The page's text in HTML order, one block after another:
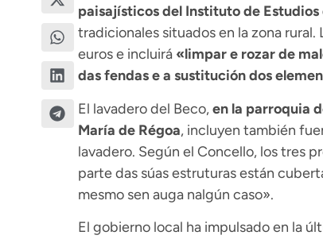
paisajísticos del Instituto de
tradicionales situados en la zona
euros e incluirá «limpar e rozar de
das fendas e a sustitución dos
El lavadero del Beco,en la parroquia
María de Régoa, incluyen también
lavadero. Según el Concello, los tres
parte das súas estruturas están
mesmo sen auga nalgún caso».
El gobierno local ha impulsado en la